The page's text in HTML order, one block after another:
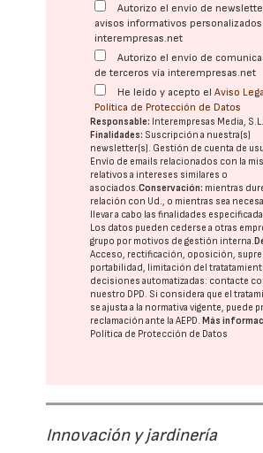
Autorizo el envío de
avisos informativos
interempresas.net
Autorizo el envío de
de terceros vía interempresas.net
He leído y acepto elAviso
Política de Protección de Datos
Responsable: Interempresas Media,
Finalidades: Suscripción a nuestra(s)
newsletter(s). Gestión de cuenta de
Envío de emails relacionados con la
relativos a intereses similares o
asociados.Conservación: mientras
relación con Ud., o mientras sea
llevar a cabo las finalidades
Los datos pueden cederse a otras
grupo por motivos de gestión interna.
Acceso, rectificación, oposición,
portabilidad, limitación del
decisiones automatizadas: contacte
nuestro DPD. Si considera que el
se ajusta a la normativa vigente, puede
reclamación ante laAEPD.Más
Política de Protección de Datos
Innovación y jardinería